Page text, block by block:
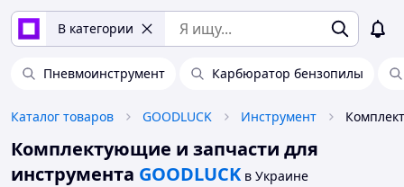
В категории
Пневмоинструмент Карбюратор бензопилы
Каталог товаров GOODLUCK Инструмент
Комплектующие и запчасти для
инструмента GOODLUCK в Украине